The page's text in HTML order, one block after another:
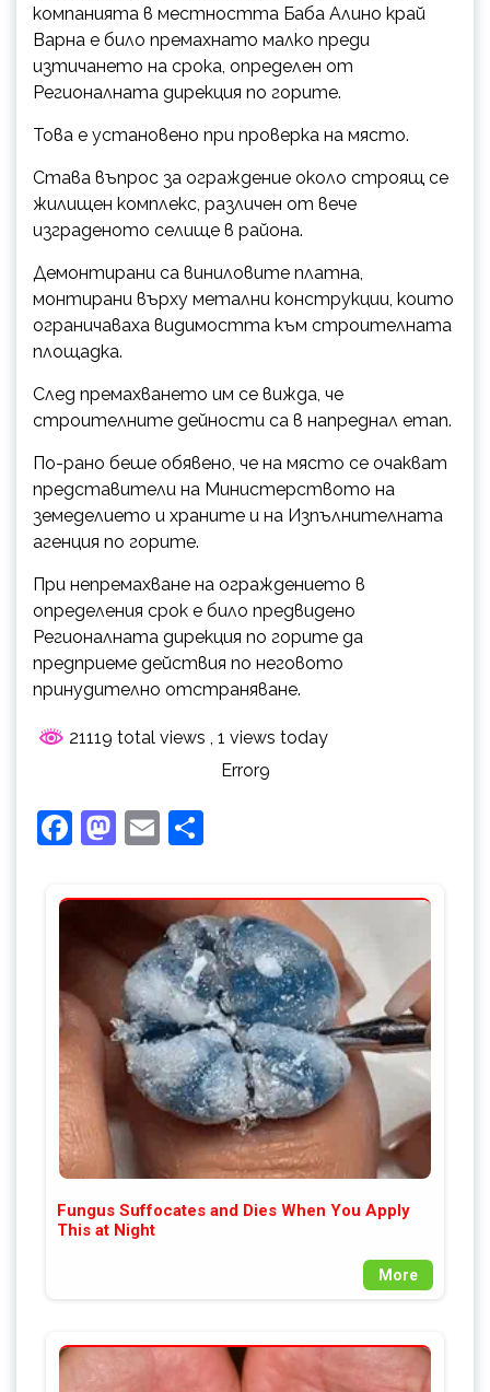
компанията в местността Баба Алино край
Варна е било премахнато малко преди
изтичането на срока, определен от
Регионалната дирекция по горите.
Това е установено при проверка на място.
Става въпрос за ограждение около строящ се
жилищен комплекс, различен от вече
изграденото селище в района.
Демонтирани са виниловите платна,
монтирани върху метални конструкции, които
ограничаваха видимостта към строителната
площадка.
След премахването им се вижда, че
строителните дейности са в напреднал етап.
По-рано беше обявено, че на място се очакват
представители на Министерството на
земеделието и храните и на Изпълнителната
агенция по горите.
При непремахване на ограждението в
определения срок е било предвидено
Регионалната дирекция по горите да
предприеме действия по неговото
принудително отстраняване.
21119 total views , 1 views today
Error9
Facebook
Mastodon
Email
Fungus Suffocates and Dies When You Apply
This at Night
More